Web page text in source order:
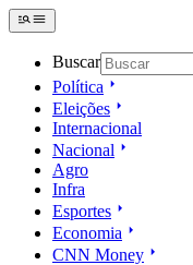
Buscar
Política
Eleições
Internacional
Nacional
Agro
Infra
Esportes
Economia
CNN Money